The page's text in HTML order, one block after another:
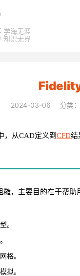
学海无涯
知识无界
2024-03-06 分类：
，从CAD定义到 CFD结
，主要目的在于帮助
。
格。
拟。